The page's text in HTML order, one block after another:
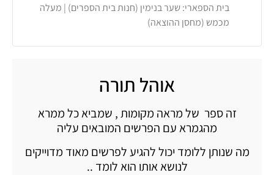
בית הספארי: שער בנימין (חנות בית הספרים) | מעלה
מכמש (מחסן ההוצאה)
אוהל תורה
זה ספר של מראה מקומות , שמביא כל ממרא
מהגמרא עם הפרשים המובאים עליה
מה שנותן ללומד יכול להגיע לפרשים מאוד מדוייקים
לנושא אותו הוא לומד ..